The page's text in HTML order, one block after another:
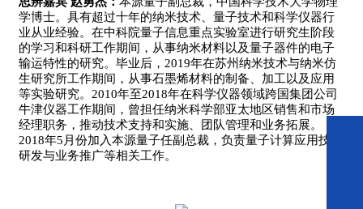
学博士。具有超过十年的纳米技术、量子技术和科学仪器行
业从业经验。在中科院量子信息重点实验室进行研究生阶段
的学习和科研工作期间，从事纳米材料以及量子器件的电子
输运特性的研究。毕业后，2019年在苏州纳米技术与纳米仿
生研究所工作期间，从事石墨烯材料的制备、加工以及应用
等实验研究。2010年至2018年在科学仪器领域跨国集团公司
牛津仪器工作期间，曾担任纳米科学部亚太地区销售和市场
经理职务，推动技术支持和实施、团队管理和业务拓展。
2018年5月份加入本源量子任副总裁，负责量子计算应用技术
研发与业务推广等相关工作。